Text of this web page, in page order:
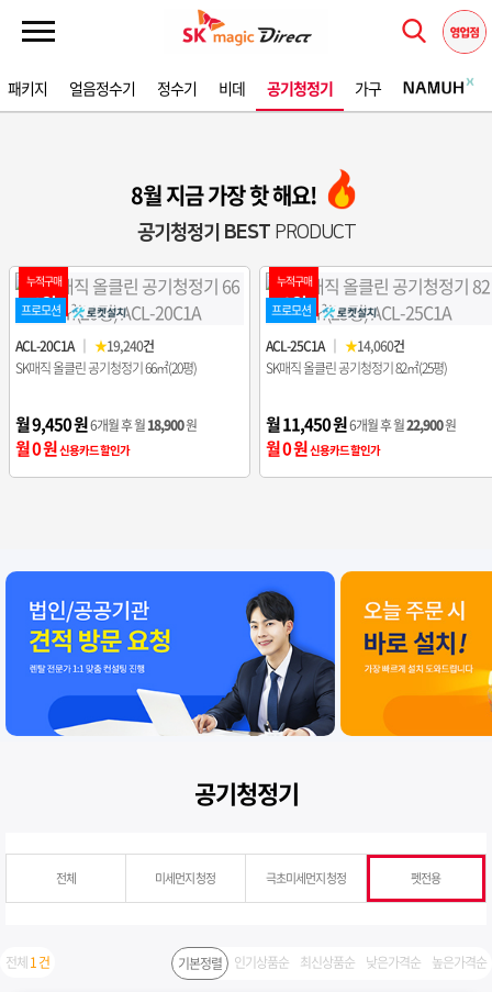
패키지 얼음정수기 정수기 비데 공기청정기 가구
8월 지금 가장 핫 해요!
공기청정기 BESTPRODUCT
누적구매
1위
프로모션
ACL-20C1A ★19,240건
SK매직 올클린 공기청정기 66㎡(20평)
월 9,450 원6개월 후 월18,900원
월 0 원신용카드 할인가
누적구매
2위
프로모션
ACL-25C1A ★14,060건
SK매직 올클린 공기청정기 82㎡(25평)
월 11,450 원6개월 후 월22,900원
월 0 원신용카드 할인가
공기청정기
전체 미세먼지 청정 극초미세먼지 청정 펫전용
전체1 건 기본정렬 인기상품순 최신상품순 낮은가격순 높은가격순